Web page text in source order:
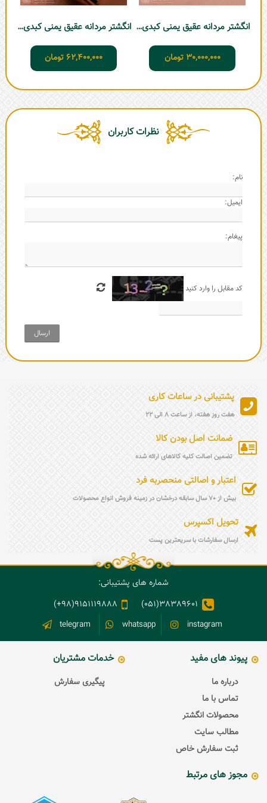
انگشتر مردانه عقیق یمنی کبدی شبکه
30,000,000 تومان
انگشتر مردانه عقیق یمنی کبدی T315
62,400,000 تومان
نظرات کاربران
نام:
ایمیل:
پیغام:
کد مقابل را وارد کنید
ارسال
پشتیبانی در ساعات کاری
هفت روز هفته، از ساعت 8 الی 22
ضمانت اصل بودن کالا
تضمین اصالت کلیه کالاهای ارائه شده
اعتبار و اصالتی منحصربه فرد
بیش از 70 سال سابقه درخشان در زمینه فروش انواع محصولات
تحویل اکسپرس
ارسال سفارشات با سریعترین پست
شماره های پشتیبانی:
38389601(051)
9151119888(98+)
instagram
whatsapp
telegram
پیوند های مفید
درباره ما
تماس با ما
محصولات انگشتر
مطالب سایت
ثبت سفارش خاص
خدمات مشتریان
پیگیری سفارش
مجوز های مرتبط